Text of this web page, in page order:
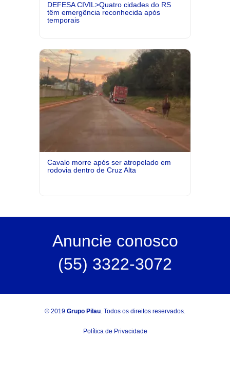
DEFESA CIVIL>Quatro cidades do RS
têm emergência reconhecida após
temporais
Cavalo morre após ser atropelado em
rodovia dentro de Cruz Alta
Anuncie conosco
(55) 3322-3072
© 2019 Grupo Pilau. Todos os direitos reservados.
Política de Privacidade